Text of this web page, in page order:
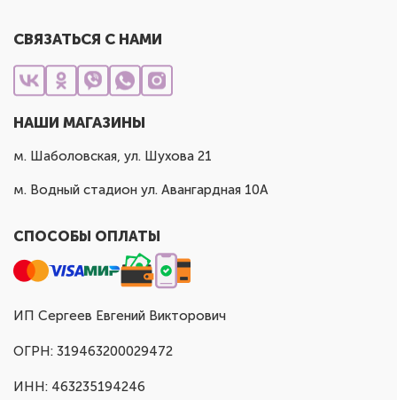
СВЯЗАТЬСЯ С НАМИ
НАШИ МАГАЗИНЫ
м. Шаболовская, ул. Шухова 21
м. Водный стадион ул. Авангардная 10А
СПОСОБЫ ОПЛАТЫ
ИП Сергеев Евгений Викторович
ОГРН: 319463200029472
ИНН: 463235194246